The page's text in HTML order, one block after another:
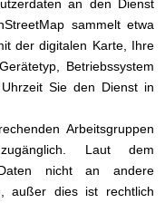
an den Dienst
sammelt etwa
der digitalen Karte, Ihre
Betriebssystem
Sie den Dienst in
Arbeitsgruppen
Laut dem
nicht an andere
außer dies ist rechtlich